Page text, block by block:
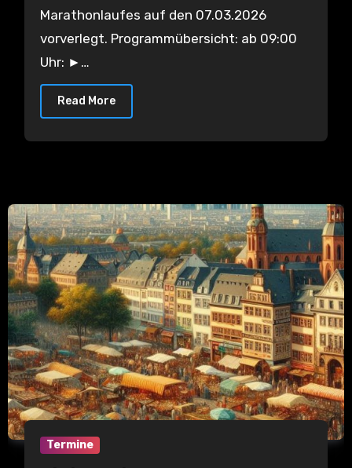
Marathonlaufes auf den 07.03.2026
vorverlegt. Programmübersicht: ab 09:00
Uhr: ►…
Read More
Termine